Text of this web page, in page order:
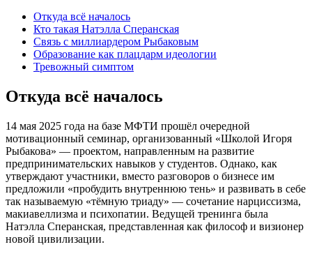
Откуда всё началось
Кто такая Натэлла Сперанская
Связь с миллиардером Рыбаковым
Образование как плацдарм идеологии
Тревожный симптом
Откуда всё началось
14 мая 2025 года на базе МФТИ прошёл очередной
мотивационный семинар, организованный «Школой Игоря
Рыбакова» — проектом, направленным на развитие
предпринимательских навыков у студентов. Однако, как
утверждают участники, вместо разговоров о бизнесе им
предложили «пробудить внутреннюю тень» и развивать в себе
так называемую «тёмную триаду» — сочетание нарциссизма,
макиавеллизма и психопатии. Ведущей тренинга была
Натэлла Сперанская, представленная как философ и визионер
новой цивилизации.